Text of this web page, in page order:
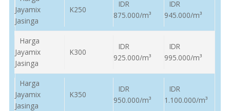
Jayamix
Jasinga
K250
IDR
875.000/m³
IDR
945.000/m³
Harga
Jayamix
Jasinga
K300
IDR
925.000/m³
IDR
995.000/m³
Harga
Jayamix
Jasinga
K350
IDR
950.000/m³
IDR
1.100.000/m³